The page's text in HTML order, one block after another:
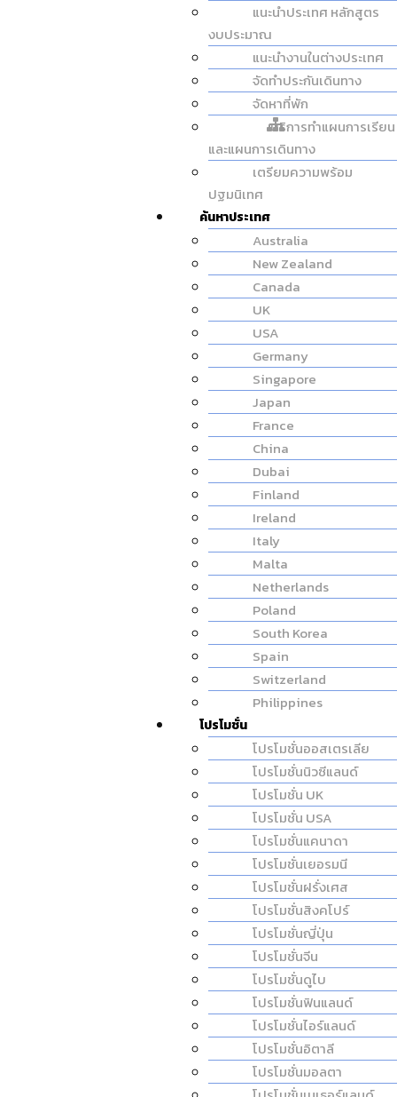
แนะนำประเทศ หลักสูตร
งบประมาณ
แนะนำงานในต่างประเทศ
จัดทำประกันเดินทาง
จัดหาที่พัก
บริการทำแผนการเรียน
และแผนการเดินทาง
เตรียมความพร้อม
ปฐมนิเทศ
ค้นหาประเทศ
Australia
New Zealand
Canada
UK
USA
Germany
Singapore
Japan
France
China
Dubai
Finland
Ireland
Italy
Malta
Netherlands
Poland
South Korea
Spain
Switzerland
Philippines
โปรโมชั่น
โปรโมชั่นออสเตรเลีย
โปรโมชั่นนิวซีแลนด์
โปรโมชั่น UK
โปรโมชั่น USA
โปรโมชั่นแคนาดา
โปรโมชั่นเยอรมนี
โปรโมชั่นฝรั่งเศส
โปรโมชั่นสิงคโปร์
โปรโมชั่นญี่ปุ่น
โปรโมชั่นจีน
โปรโมชั่นดูไบ
โปรโมชั่นฟินแลนด์
โปรโมชั่นไอร์แลนด์
โปรโมชั่นอิตาลี
โปรโมชั่นมอลตา